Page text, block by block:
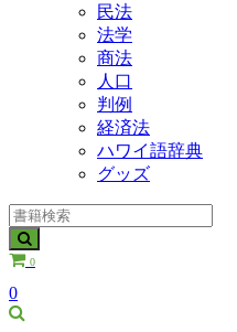
民法
法学
商法
人口
判例
経済法
ハワイ語辞典
グッズ
0
0